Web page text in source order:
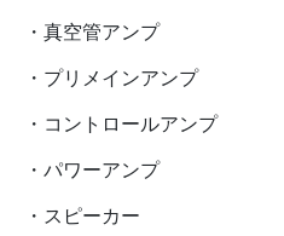
・真空管アンプ
・プリメインアンプ
・コントロールアンプ
・パワーアンプ
・スピーカー